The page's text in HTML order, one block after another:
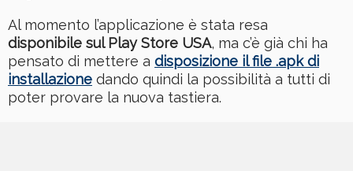
Al momento l’applicazione è stata resa
disponibile sul Play Store USA, ma c’è già chi ha
pensato di mettere a disposizione il file .apk di
installazione dando quindi la possibilità a tutti di
poter provare la nuova tastiera.